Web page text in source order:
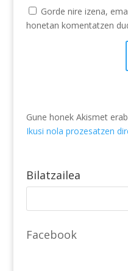
Gorde nire izena,
honetan komentatzen
Gune honek Akismet
Ikusi nola prozesatzen
Bilatzailea
Facebook